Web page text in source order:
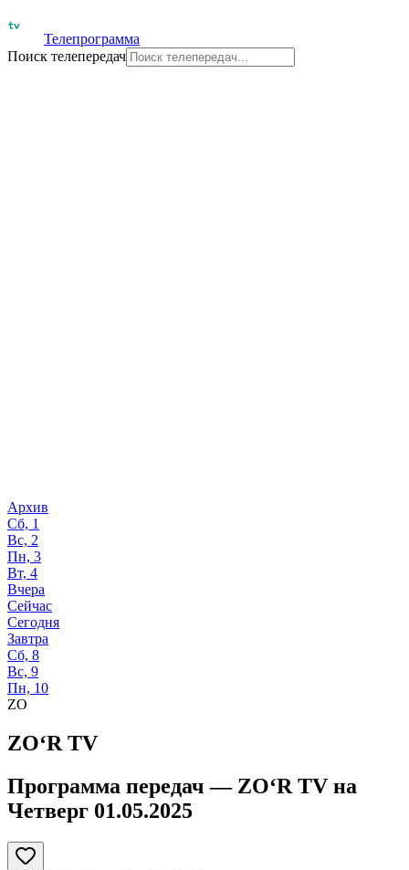
Телепрограмма
Поиск телепередач
Архив
Сб, 1
Вс, 2
Пн, 3
Вт, 4
Вчера
Сейчас
Сегодня
Завтра
Сб, 8
Вс, 9
Пн, 10
ZO
ZO‘R TV
Программа передач — ZO‘R TV на
Четверг 01.05.2025